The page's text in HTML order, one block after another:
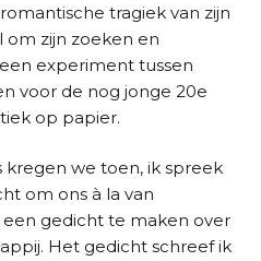
tragiek van zijn
om zijn zoeken en
experiment tussen
voor de nog jonge 20e
op papier.
kregen we toen, ik spreek
om ons à la van
gedicht te maken over
Het gedicht schreef ik